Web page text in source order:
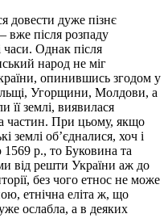
довести дуже пізнє
вже після розпаду
часи. Однак після
народ не міг
опинившись згодом у
Угорщини, Молдови, а
її землі, виявилася
частин. При цьому, якщо
землі об’єдналися, хоч і
р., то Буковина та
від решти України аж до
без чого етнос не може
етнічна еліта ж, що
ослабла, а в деяких